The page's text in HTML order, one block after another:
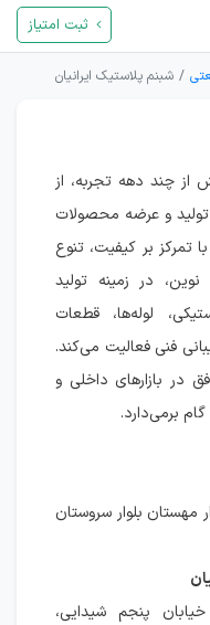
ثبت امتیاز
شبنم پلاستیک ایرانیان
از چند دهه تجربه، از
و عرضه محصولات
تمرکز بر کیفیت، تنوع
در زمینه تولید
لوله‌ها، قطعات
فنی فعالیت می‌کند.
در بازارهای داخلی و
برمی‌دارد.
مهستان بلوار سروستان
خیابان پنجم شیدایی،